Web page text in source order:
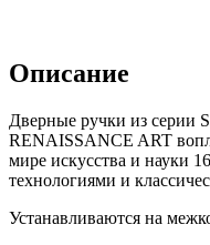
Описание
Дверные ручки из серии
RENAISSANCE ART
мире искусства и науки
технологиями и
Устанавливаются на